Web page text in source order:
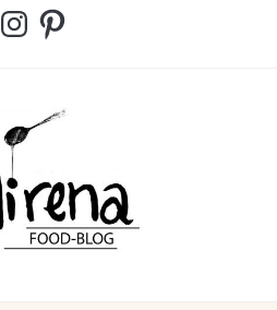
InstagramPinterest